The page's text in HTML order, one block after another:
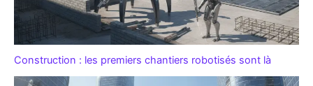
Construction : les premiers chantiers robotisés sont là